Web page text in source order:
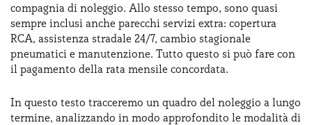
Serve assistenza? 800595799
compagnia di noleggio. Allo stesso tempo, sono quasi
sempre inclusi anche parecchi servizi extra: copertura
RCA, assistenza stradale 24/7, cambio stagionale
pneumatici e manutenzione. Tutto questo si può fare con
il pagamento della rata mensile concordata.
In questo testo tracceremo un quadro del noleggio a lungo
termine, analizzando in modo approfondito le modalità di